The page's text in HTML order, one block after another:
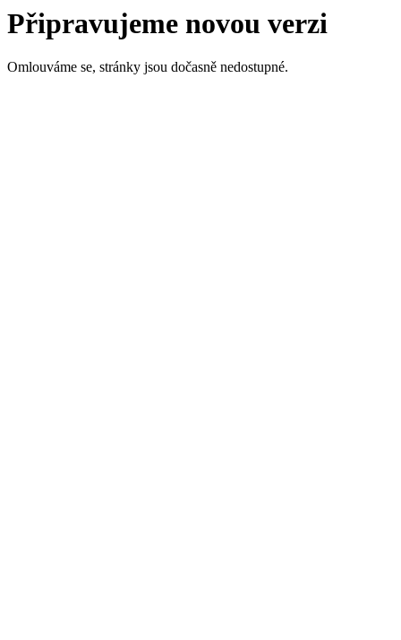
Připravujeme novou verzi
Omlouváme se, stránky jsou dočasně nedostupné.